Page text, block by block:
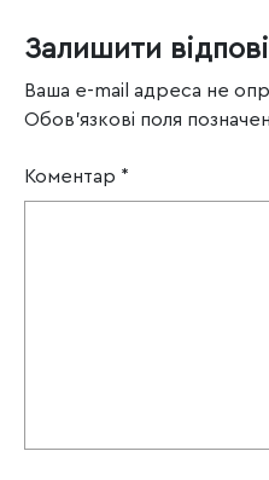
Залишити
Ваша e-mail адреса не
Обов’язкові поля
Коментар *